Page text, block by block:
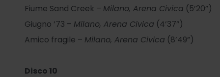
Fiume Sand Creek – Milano, Arena Civica (5’20”)
Giugno ’73 – Milano, Arena Civica (4’37”)
Amico fragile – Milano, Arena Civica (8’49”)
Disco 10